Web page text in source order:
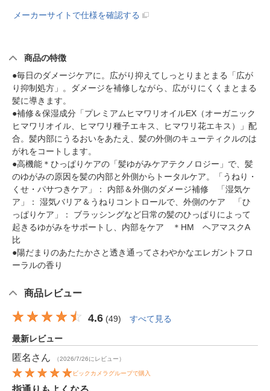
メーカーサイトで仕様を確認する
商品の特徴
●毎日のダメージケアに。広がり抑えてしっとりまとまる「広が
り抑制処方」。ダメージを補修しながら、広がりにくくまとまる
髪に導きます。
●補修＆保湿成分「プレミアムヒマワリオイルEX（オーガニック
ヒマワリオイル、ヒマワリ種子エキス、ヒマワリ花エキス）」配
合。髪内部にうるおいをあたえ、髪の外側のキューティクルのは
がれをコートします。
●高機能＊ひっぱりケアの「髪ゆがみケアテクノロジー」で、髪
のゆがみの原因を髪の内部と外側からトータルケア。「うねり・
くせ・パサつきケア」： 内部＆外側のダメージ補修 「湿気ケ
ア」： 湿気バリア＆うねりコントロールで、外側のケア 「ひ
っぱりケア」： ブラッシングなど日常の髪のひっぱりによって
起きるゆがみをサポートし、内部をケア ＊HM ヘアマスクA
比
●陽だまりのあたたかさと透き通ってさわやかなエレガントフロ
ーラルの香り
商品レビュー
4.6 (49) すべて見る
最新レビュー
匿名 さん （2026/7/26にレビュー）
ビックカメラグループで購入